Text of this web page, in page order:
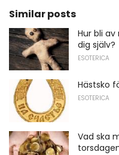
Similar posts
Hur bli
dig själv?
ESOTERICA
Hästsko
ESOTERICA
Vad ska